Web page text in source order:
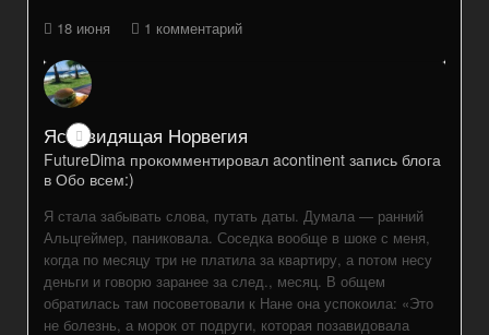
18 июня
1 комментарий
Ясновидящая Норвегия
FutureDima прокомментировал acontinent запись блога
в Обо всем:)
Я стала забывать слова, путать даты. Думала — ранний
Альцгеймер, паниковала. Соседка вообще в шоке с меня,
когда по месяцу три не платила за квартиру, а потом несу
деньги и говорю заранее за след., месяц. В общем
обратилась там посоветовали к Нане она успокоила: «Это
не болезнь, а морок от подруги, которая позавидовала